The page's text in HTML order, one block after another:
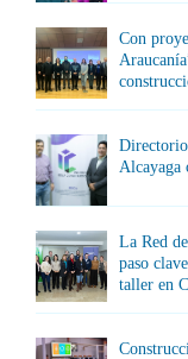
Con
Alcayaga
La Red
paso
taller en